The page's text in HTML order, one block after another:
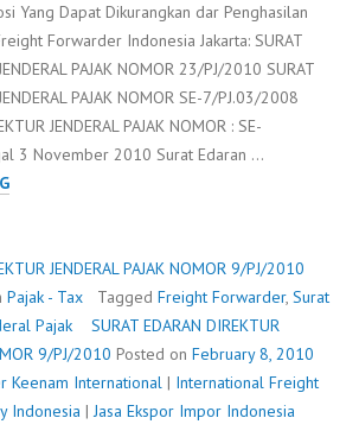
Yang Dapat Dikurangkan dar Penghasilan
Forwarder Indonesia Jakarta: SURAT
PAJAK NOMOR 23/PJ/2010 SURAT
PAJAK NOMOR SE-7/PJ.03/2008
JENDERAL PAJAK NOMOR : SE-
3 November 2010 Surat Edaran …
SURAT
JENDERAL
PAJAK
NOMOR
9/PJ/2010
JENDERAL PAJAK NOMOR 9/PJ/2010
Pajak - Tax Tagged Freight Forwarder, Surat
Pajak
SURAT EDARAN DIREKTUR
9/PJ/2010 Posted on February 8, 2010
Keenam International | International Freight
Indonesia |Jasa Ekspor Impor Indonesia